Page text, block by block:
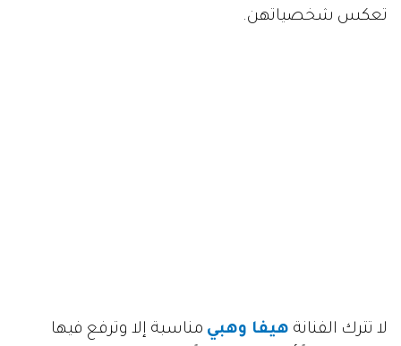
تعكس شخصياتهن.
لا تترك الفنانة هيفا وهبي مناسبة إلا وترفع فيها